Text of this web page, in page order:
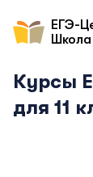
ЕГЭ-
Школа
Курсы
для 11